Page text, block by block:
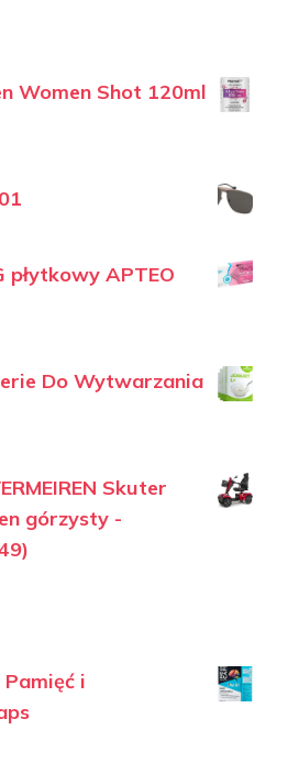
Women Shot 120ml
płytkowy APTEO
Do Wytwarzania
Skuter
górzysty -
i